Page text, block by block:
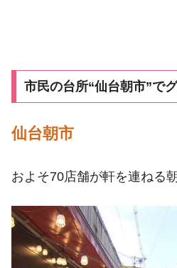
市民の台所“仙台朝市”で
仙台朝市
およそ70店舗が軒を連ねる